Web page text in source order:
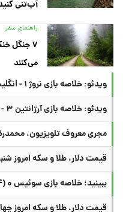
آب‌تنی
راهنمای سفر
۷ جنگل
می‌کنند
ویدئو: خلاصه بازی نروژ ۱ - انگلیس ۲
ویدئو: خلاصه بازی آرژانتین ۳ - سوئیس ۱
مجری معروف تلویزیون،
قیمت دلار، طلا و سکه امروز شنبه ۲۰
ببینید؛ خلاصه بازی سوئیس ۰ (۴) - کلمبیا ۰ (۳) در جام جهانی
قیمت دلار، طلا و سکه امروز چهارشنبه ۱۷